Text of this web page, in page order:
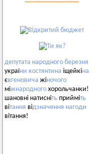
депутата народного березня
україни костянтина іщейкіна
євгеновича жіночого
міжнародного хорольчанки!
шановні натисніть прийміть
вітання відзначення нагоди
вітання!